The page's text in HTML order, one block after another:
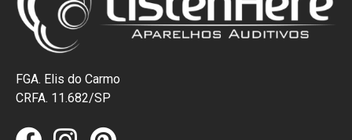
FGA. Elis do Carmo
CRFA. 11.682/SP